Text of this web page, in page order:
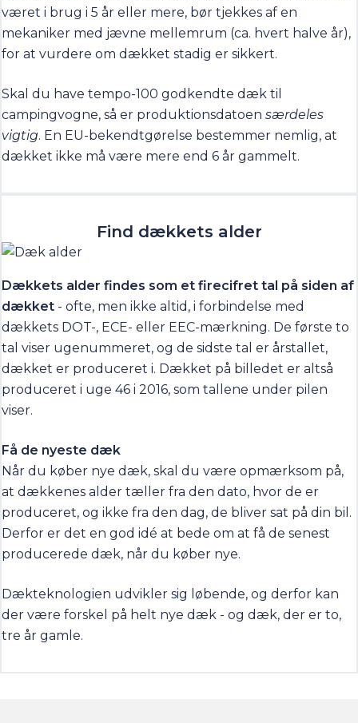
været i brug i 5 år eller mere, bør tjekkes af en
mekaniker med jævne mellemrum (ca. hvert halve år),
for at vurdere om dækket stadig er sikkert.
Skal du have tempo-100 godkendte dæk til
campingvogne, så er produktionsdatoen særdeles
vigtig. En EU-bekendtgørelse bestemmer nemlig, at
dækket ikke må være mere end 6 år gammelt.
Find dækkets alder
Dækkets alder findes som et firecifret tal på siden af
dækket - ofte, men ikke altid, i forbindelse med
dækkets DOT-, ECE- eller EEC-mærkning. De første to
tal viser ugenummeret, og de sidste tal er årstallet,
dækket er produceret i. Dækket på billedet er altså
produceret i uge 46 i 2016, som tallene under pilen
viser.
Få de nyeste dæk
Når du køber nye dæk, skal du være opmærksom på,
at dækkenes alder tæller fra den dato, hvor de er
produceret, og ikke fra den dag, de bliver sat på din bil.
Derfor er det en god idé at bede om at få de senest
producerede dæk, når du køber nye.
Dækteknologien udvikler sig løbende, og derfor kan
der være forskel på helt nye dæk - og dæk, der er to,
tre år gamle.